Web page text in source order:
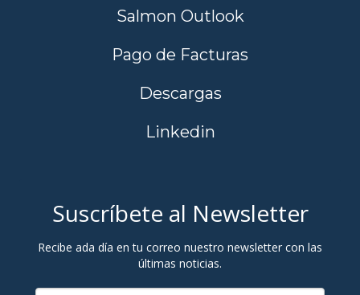
Salmon Outlook
Pago de Facturas
Descargas
Linkedin
Suscríbete al Newsletter
Recibe ada día en tu correo nuestro newsletter con las
últimas noticias.